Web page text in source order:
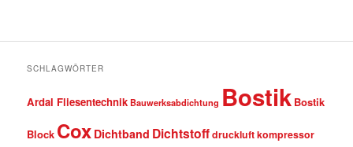
SCHLAGWÖRTER
Ardal Fliesentechnik Bauwerksabdichtung Bostik Bostik
Block Cox Dichtband Dichtstoffdruckluft kompressor